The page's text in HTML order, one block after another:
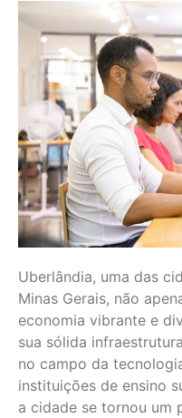
Uberlândia, uma das
Minas Gerais, não
economia vibrante e
sua sólida
no campo da
instituições de ensino
a cidade se tornou um